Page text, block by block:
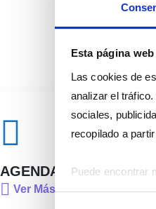
Esta página
Las cookies de
analizar el
sociales,
recopilado a
Puede encontrar
AGENDA 2026-2030
Ver Más